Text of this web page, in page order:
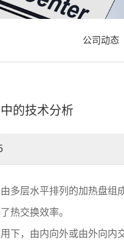
公司动态
的技术分析
多层水平排列的加热盘组
热交换效率。
，由内向外或由外向内